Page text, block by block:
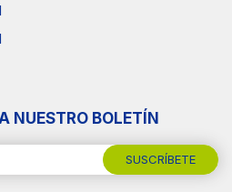
NUESTRO BOLETÍN
SUSCRÍBETE